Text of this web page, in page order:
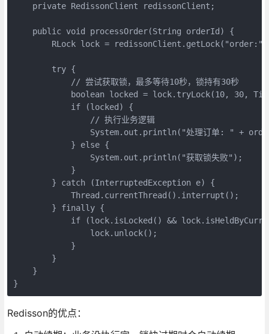
    private RedissonClient redissonClient;
    public void processOrder(String orderId) {
RLock lock = redissonClient.getLock("order:"
        try {
            // 尝试获取锁，最多等待10秒，锁持有30秒
boolean locked = lock.tryLock(10, 30,
            if (locked) {
                // 执行业务逻辑
System.out.println("处理订单: " +
            } else {
                System.out.println("获取锁失败");
            }
        } catch (InterruptedException e) {
            Thread.currentThread().interrupt();
        } finally {
if (lock.isLocked() &&
                lock.unlock();
            }
        }
    }
}
Redisson的优点：